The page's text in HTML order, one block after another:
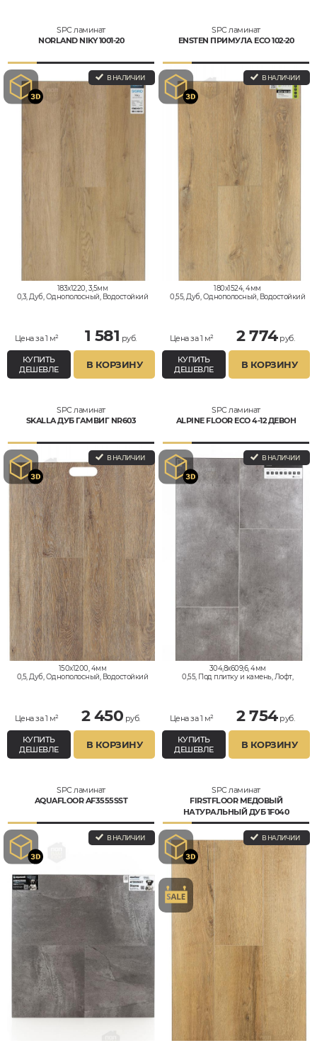
SPC ламинат
NORLAND NIKY 1001-20
В НАЛИЧИИ
183x1220, 3,5мм
0,3, Дуб, Однополосный, Водостойкий
Цена за 1 м² 1 581 руб.
КУПИТЬ
ДЕШЕВЛЕ
В КОРЗИНУ
SPC ламинат
ENSTEN ПРИМУЛА ECO 102-20
В НАЛИЧИИ
180x1524, 4мм
0,55, Дуб, Однополосный, Водостойкий
Цена за 1 м² 2 774руб.
КУПИТЬ
ДЕШЕВЛЕ
В КОРЗИНУ
SPC ламинат
SKALLA ДУБ ГАМВИГ NR603
В НАЛИЧИИ
150x1200, 4мм
0,5, Дуб, Однополосный, Водостойкий
Цена за 1 м² 2 450 руб.
КУПИТЬ
ДЕШЕВЛЕ
В КОРЗИНУ
SPC ламинат
ALPINE FLOOR ECO 4-12 ДЕВОН
В НАЛИЧИИ
304,8x609,6, 4мм
0,55, Под плитку и камень, Лофт,
Цена за 1 м² 2 754руб.
КУПИТЬ
ДЕШЕВЛЕ
В КОРЗИНУ
SPC ламинат
AQUAFLOOR AF3555SST
В НАЛИЧИИ
SPC ламинат
FIRSTFLOOR МЕДОВЫЙ
НАТУРАЛЬНЫЙ ДУБ 1F040
В НАЛИЧИИ